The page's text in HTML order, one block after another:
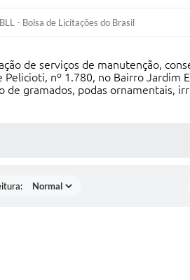
BLL - Bolsa de Licitações do Brasil
de serviços de manutenção,
nº 1.780, no Bairro
gramados, podas ornamentais,